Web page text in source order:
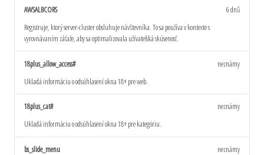
AWSALBCORS
Registruje, ktorý server-cluster obsluhuje návštevníka. To sa používa v kontexte s
vyrovnávaním záťaže, aby sa optimalizovala užívateľská skúsenosť.
6 dnů
18plus_allow_access#
Ukladá informáciu o odsúhlasení okna 18+ pre web.
neznámy
18plus_cat#
Ukladá informáciu o odsúhlasení okna 18+ pre kategóriu.
neznámy
bs_slide_menu neznámy